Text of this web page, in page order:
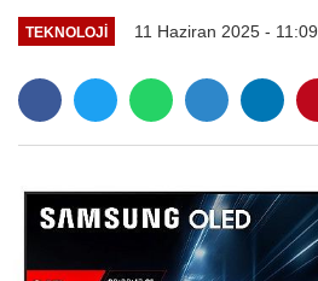
TEKNOLOJI 11 Haziran 2025 - 11:09